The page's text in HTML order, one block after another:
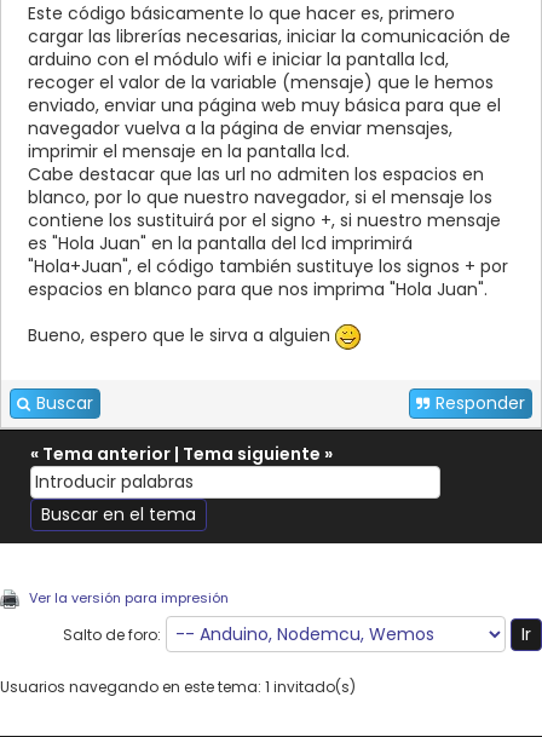
boolean has_request = false;
String in = "";
if (Serial.available()) {
in = "";
while (true) {
while (Serial.available() == false) {}
in += (char)(Serial.read());
if (in.endsWith("\r\n\r\n")) {
has_request = true; break;
}
}
}
if (has_request) {
char i1 = in.indexOf("GET /mensaje?f="),
if (i1 != -1) {
f = in.substring(i1+15, i2);
}
Serial.println("HTTP/1.1 200 OK");
Serial.println("Content-Type: text/html");
Serial.println("Connection: close");
String sr = "<!DOCTYPE HTML>\n";
sr += "<html>\n";
sr += "</body>";
sr += "</html>";
Serial.print("Content-Length: ");
Serial.print("\r\n\r\n");
Este código básicamente lo que hacer es, primero
cargar las librerías necesarias, iniciar la comunicación de
arduino con el módulo wifi e iniciar la pantalla lcd,
recoger el valor de la variable (mensaje) que le hemos
enviado, enviar una página web muy básica para que el
navegador vuelva a la página de enviar mensajes,
imprimir el mensaje en la pantalla lcd.
Cabe destacar que las url no admiten los espacios en
blanco, por lo que nuestro navegador, si el mensaje los
contiene los sustituirá por el signo +, si nuestro mensaje
es "Hola Juan" en la pantalla del lcd imprimirá
"Hola+Juan", el código también sustituye los signos + por
espacios en blanco para que nos imprima "Hola Juan".
Bueno, espero que le sirva a alguien
Buscar Responder
« Tema anterior | Tema siguiente »
Ver la versión para impresión
Salto de foro:
Usuarios navegando en este tema: 1 invitado(s)